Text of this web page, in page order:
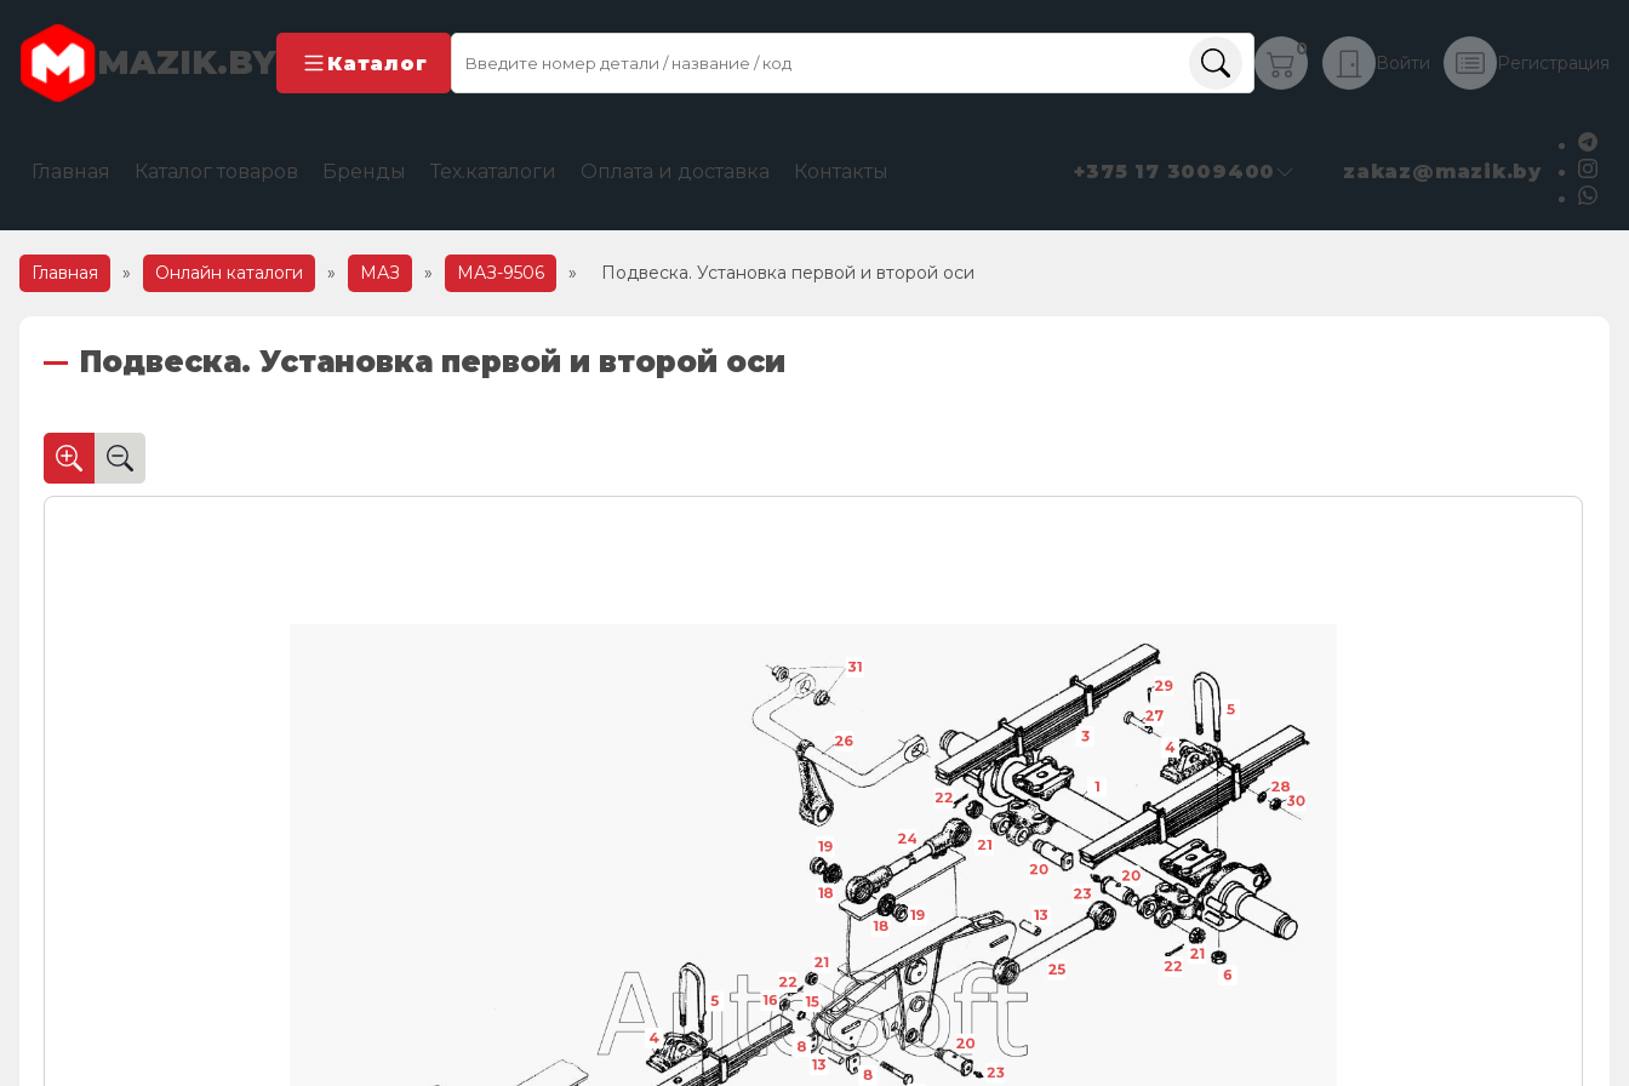
MAZIK.BY Каталог
0
Войти Регистрация
Главная Каталог товаров Бренды Тех.каталоги Оплата и доставка Контакты +375 17 3009400 zakaz@mazik.by
Главная » Онлайн каталоги » МАЗ » МАЗ-9506 » Подвеска. Установка первой и второй оси
Подвеска. Установка первой и второй оси
16
31
30
29
28
27
26
25
24
23
23
22
22
22
21
21
21
20
20 20
19
19
18
18
1
15
13
13
8
8
6
5
5
4
4
3